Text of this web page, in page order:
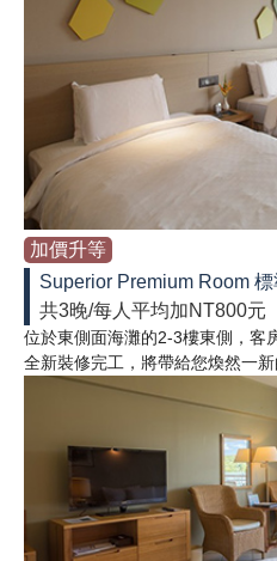
加價升等
Superior Premium Room
共3晚/每人平均加NT800元
位於東側面海灘的2-3樓東側，客
全新裝修完工，將帶給您煥然一新